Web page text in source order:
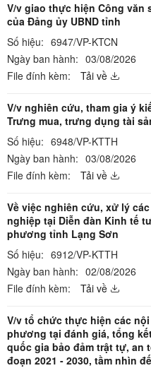
V/v giao thực hiện Công văn
của Đảng ủy UBND tỉnh
Số hiệu: 6947/VP-KTCN
Ngày ban hành: 03/08/2026
File đính kèm:
Tải về
V/v nghiên cứu, tham gia ý
Trưng mua, trưng dụng tài
Số hiệu: 6948/VP-KTTH
Ngày ban hành: 03/08/2026
File đính kèm:
Tải về
Về việc nghiên cứu, xử lý
nghiệp tại Diễn đàn Kinh tế
phương tỉnh Lạng Sơn
Số hiệu: 6912/VP-KTTH
Ngày ban hành: 02/08/2026
File đính kèm:
Tải về
V/v tổ chức thực hiện các
phương tại đánh giá, tổng
quốc gia bảo đảm trật tự,
đoạn 2021 - 2030, tầm nhìn